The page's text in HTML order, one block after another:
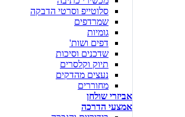
סלוטייפ וסרטי הדבקה
שמרדפים
גומיות
דפים ושות'
שדכנים וסיכות
תיוק וקלסרים
נעצים מהדקים
מחוררים
אביזרי שולחן
אמצעי הדרכה